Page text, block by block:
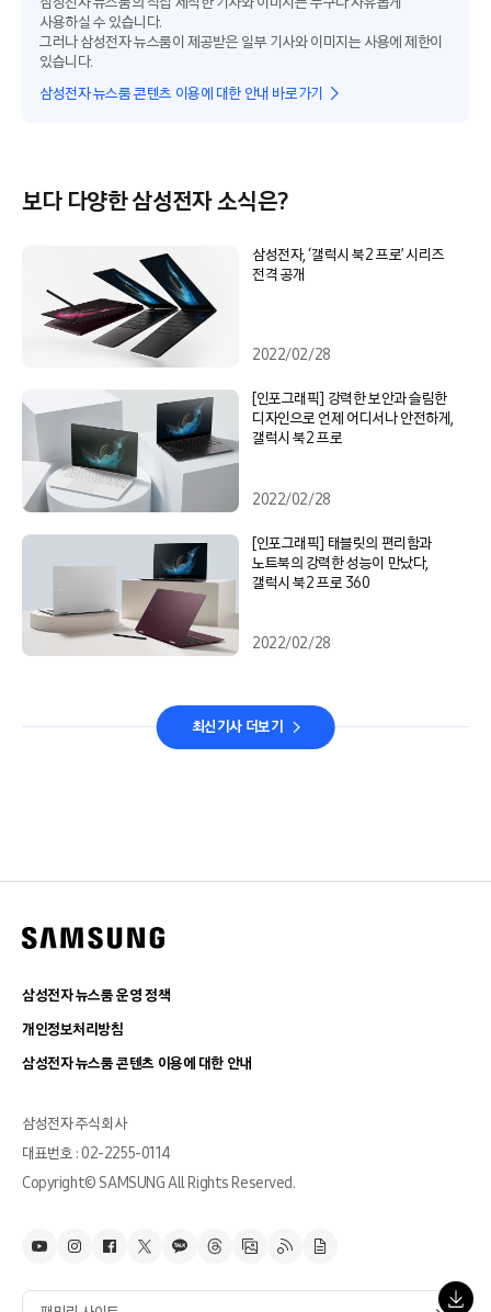
사용하실 수 있습니다.
그러나 삼성전자 뉴스룸이 제공받은 일부 기사와 이미지는 사용에 제한이
있습니다.
삼성전자 뉴스룸 콘텐츠 이용에 대한 안내 바로가기
보다 다양한 삼성전자 소식은?
삼성전자, ‘갤럭시 북2 프로’ 시리즈
전격 공개
2022/02/28
[인포그래픽] 강력한 보안과 슬림한
디자인으로 언제 어디서나 안전하게,
갤럭시 북2 프로
2022/02/28
[인포그래픽] 태블릿의 편리함과
노트북의 강력한 성능이 만났다,
갤럭시 북2 프로 360
2022/02/28
최신기사 더보기
삼성전자 뉴스룸 운영 정책
개인정보처리방침
삼성전자 뉴스룸 콘텐츠 이용에 대한 안내
삼성전자 주식회사
대표번호 : 02-2255-0114
Copyright© SAMSUNG All Rights Reserved.